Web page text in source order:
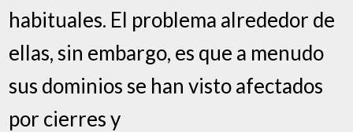
habituales. El problema alrededor de
ellas, sin embargo, es que a menudo
sus dominios se han visto afectados
por cierres y